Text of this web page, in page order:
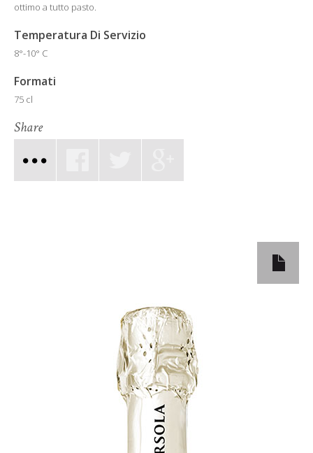
ottimo a tutto pasto.
Temperatura Di Servizio
8°-10° C
Formati
75 cl
Share